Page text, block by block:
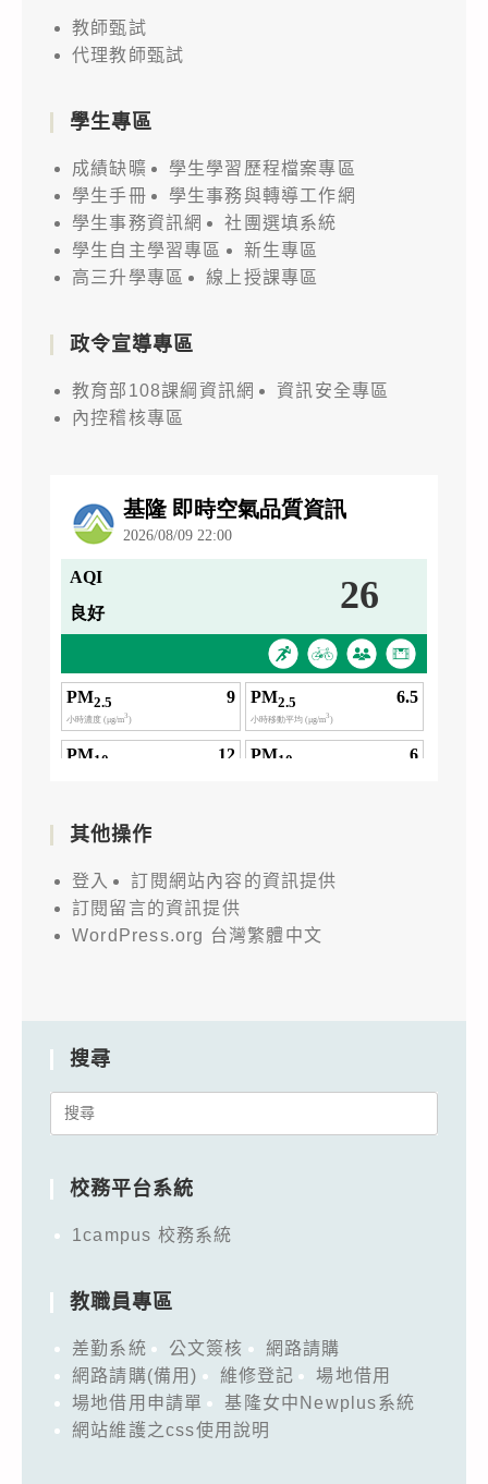
教師甄試
代理教師甄試
學生專區
成績缺曠
學生學習歷程檔案專區
學生手冊
學生事務與轉導工作網
學生事務資訊網
社團選填系統
學生自主學習專區
新生專區
高三升學專區
線上授課專區
政令宣導專區
教育部108課綱資訊網
資訊安全專區
內控稽核專區
其他操作
登入
訂閱網站內容的資訊提供
訂閱留言的資訊提供
WordPress.org 台灣繁體中文
搜尋
Search
校務平台系統
1campus 校務系統
教職員專區
差勤系統 公文簽核
網路請購
網路請購(備用)
維修登記
場地借用
場地借用申請單
基隆女中Newplus系統
網站維護之css使用說明